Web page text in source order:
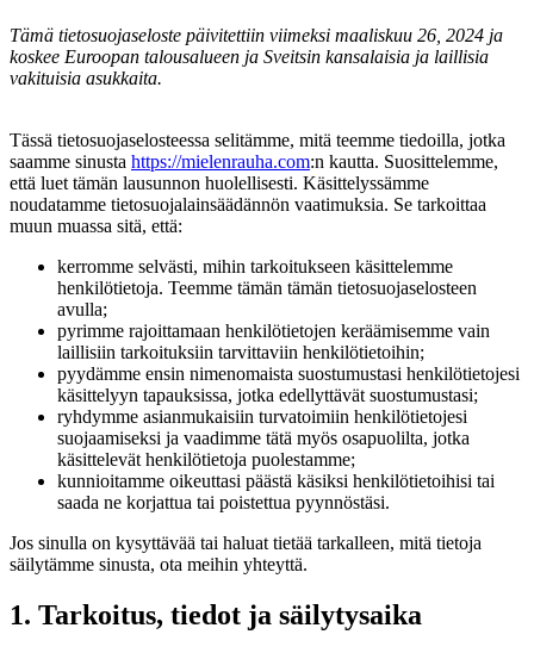
Tämä tietosuojaseloste päivitettiin viimeksi maaliskuu 26, 2024 ja
koskee Euroopan talousalueen ja Sveitsin kansalaisia ja laillisia
vakituisia asukkaita.
Tässä tietosuojaselosteessa selitämme, mitä teemme tiedoilla, jotka
saamme sinusta https://mielenrauha.com:n kautta. Suosittelemme,
että luet tämän lausunnon huolellisesti. Käsittelyssämme
noudatamme tietosuojalainsäädännön vaatimuksia. Se tarkoittaa
muun muassa sitä, että:
kerromme selvästi, mihin tarkoitukseen käsittelemme
henkilötietoja. Teemme tämän tämän tietosuojaselosteen
avulla;
pyrimme rajoittamaan henkilötietojen keräämisemme vain
laillisiin tarkoituksiin tarvittaviin henkilötietoihin;
pyydämme ensin nimenomaista suostumustasi henkilötietojesi
käsittelyyn tapauksissa, jotka edellyttävät suostumustasi;
ryhdymme asianmukaisiin turvatoimiin henkilötietojesi
suojaamiseksi ja vaadimme tätä myös osapuolilta, jotka
käsittelevät henkilötietoja puolestamme;
kunnioitamme oikeuttasi päästä käsiksi henkilötietoihisi tai
saada ne korjattua tai poistettua pyynnöstäsi.
Jos sinulla on kysyttävää tai haluat tietää tarkalleen, mitä tietoja
säilytämme sinusta, ota meihin yhteyttä.
1. Tarkoitus, tiedot ja säilytysaika